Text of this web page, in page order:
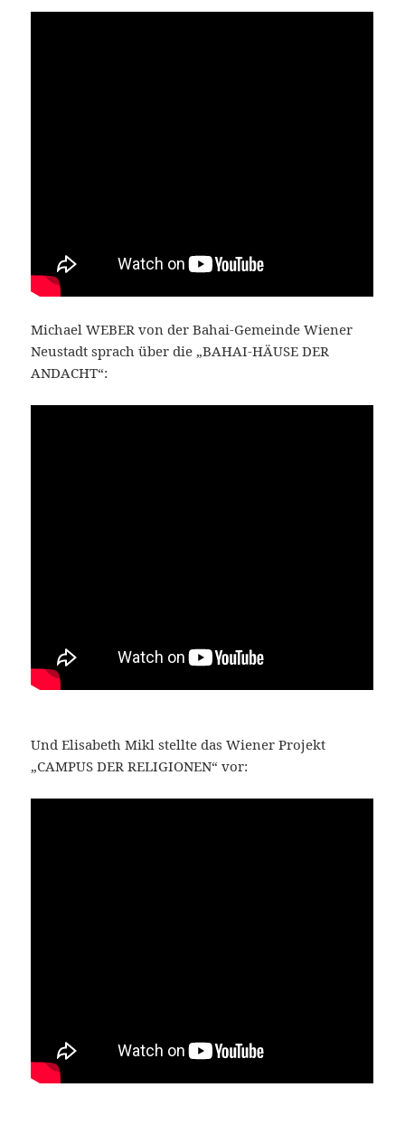
Michael WEBER von der Bahai-Gemeinde Wiener
Neustadt sprach über die „BAHAI-HÄUSE DER
ANDACHT“:
Und Elisabeth Mikl stellte das Wiener Projekt
„CAMPUS DER RELIGIONEN“ vor: